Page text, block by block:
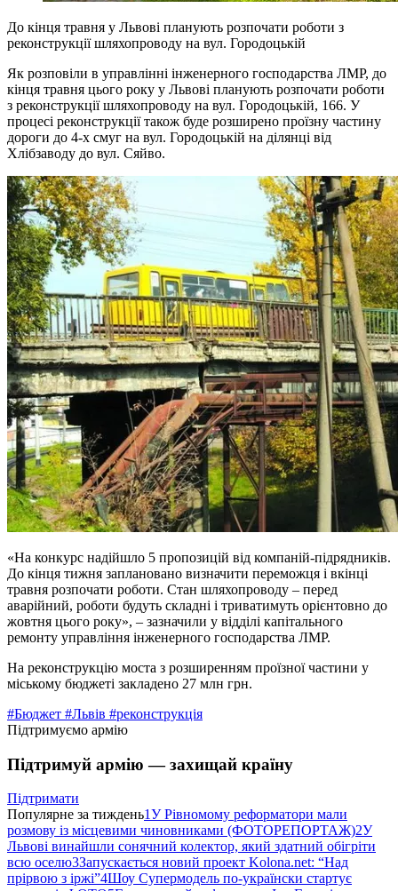
До кінця травня у Львові планують розпочати роботи з
реконструкції шляхопроводу на вул. Городоцькій
Як розповіли в управлінні інженерного господарства ЛМР, до
кінця травня цього року у Львові планують розпочати роботи
з реконструкції шляхопроводу на вул. Городоцькій, 166. У
процесі реконструкції також буде розширено проїзну частину
дороги до 4-х смуг на вул. Городоцькій на ділянці від
Хлібзаводу до вул. Сяйво.
«На конкурс надійшло 5 пропозицій від компаній-підрядників.
До кінця тижня заплановано визначити переможця і вкінці
травня розпочати роботи. Стан шляхопроводу – перед
аварійний, роботи будуть складні і триватимуть орієнтовно до
жовтня цього року», – зазначили у відділі капітального
ремонту управління інженерного господарства ЛМР.
На реконструкцію моста з розширенням проїзної частини у
міському бюджеті закладено 27 млн грн.
#Бюджет #Львів #реконструкція
Підтримуємо армію
Підтримуй армію — захищай країну
Підтримати
Популярне за тиждень1У Рівномому реформатори мали
розмову із місцевими чиновниками (ФОТОРЕПОРТАЖ)2У
Львові винайшли сонячний колектор, який здатний обігріти
всю оселю3Запускається новий проект Kolona.net: “Над
прірвою з іржі”4Шоу Супермодель по-українски стартує